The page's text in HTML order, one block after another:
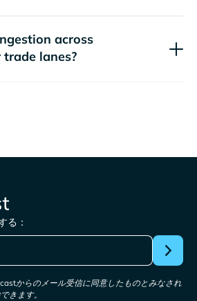
across
lanes?
る：
からのメール受信に同意したものとみなされ
きます。